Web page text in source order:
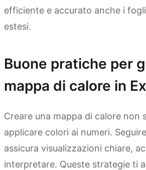
efficiente e accurato anche i
estesi.
Buone pratiche per
mappa di calore in
Creare una mappa di calore non
applicare colori ai numeri.
assicura visualizzazioni chiare,
interpretare. Queste strategie ti